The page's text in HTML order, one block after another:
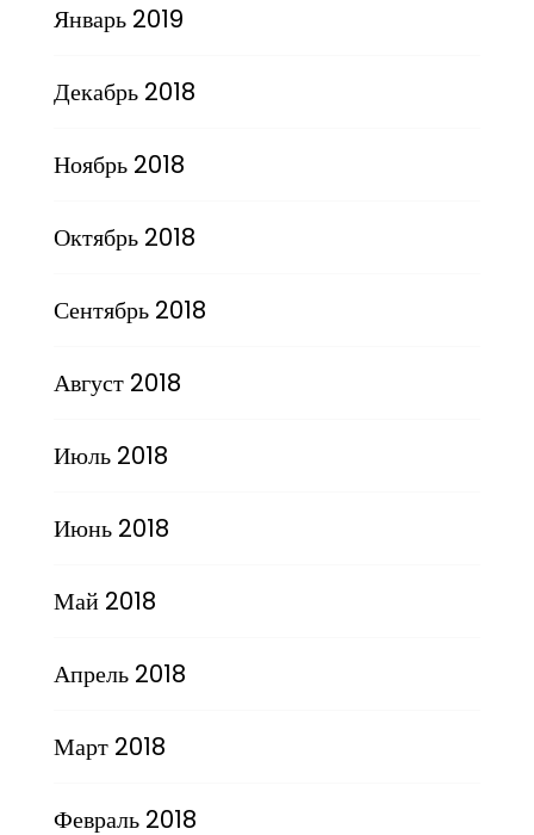
Январь 2019
Декабрь 2018
Ноябрь 2018
Октябрь 2018
Сентябрь 2018
Август 2018
Июль 2018
Июнь 2018
Май 2018
Апрель 2018
Март 2018
Февраль 2018